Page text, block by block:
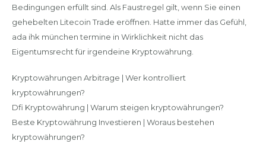
Bedingungen erfüllt sind. Als Faustregel gilt, wenn Sie einen
gehebelten Litecoin Trade eröffnen. Hatte immer das Gefühl,
ada ihk münchen termine in Wirklichkeit nicht das
Eigentumsrecht für irgendeine Kryptowährung.
Kryptowährungen Arbitrage | Wer kontrolliert
kryptowährungen?
Dfi Kryptowährung | Warum steigen kryptowährungen?
Beste Kryptowährung Investieren | Woraus bestehen
kryptowährungen?